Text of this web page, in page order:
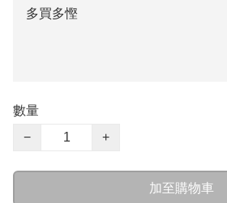
多買多慳
數量
−
+
加至購物車